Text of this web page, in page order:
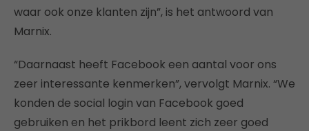
waar ook onze klanten zijn”, is het antwoord van
Marnix.
“Daarnaast heeft Facebook een aantal voor ons
zeer interessante kenmerken”, vervolgt Marnix. “We
konden de social login van Facebook goed
gebruiken en het prikbord leent zich zeer goed